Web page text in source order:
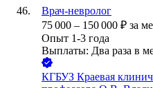
Врач-невролог
75 000 – 150 000 ₽ за
Опыт 1-3 года
Выплаты: Два раза в
КГБУЗ Краевая